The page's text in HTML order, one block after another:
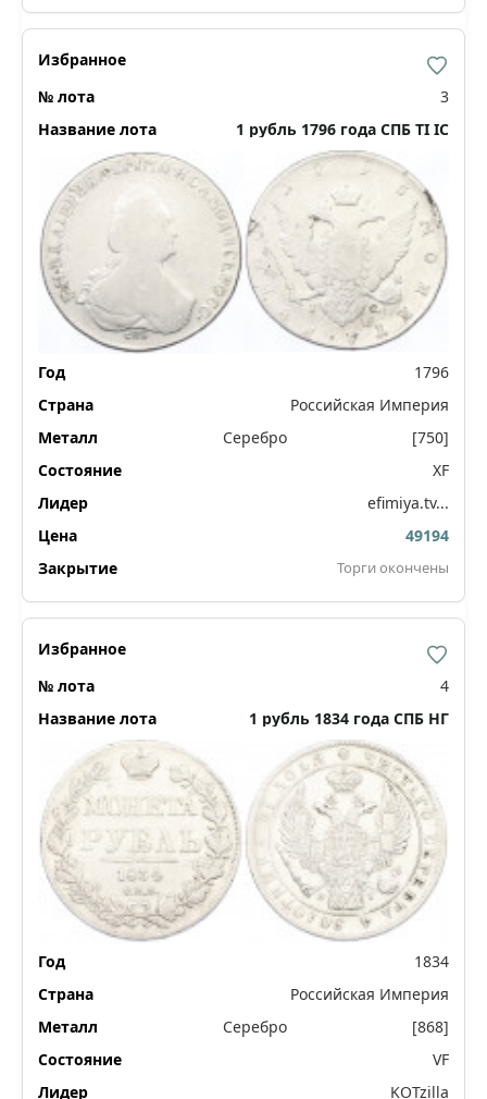
3
1 рубль 1796 года СПБ ТI IС
1796
Российская Империя
Серебро
[750]
XF
efimiya.tv...
49194
Торги окончены
4
1 рубль 1834 года СПБ НГ
1834
Российская Империя
Серебро
[868]
VF
KOTzilla